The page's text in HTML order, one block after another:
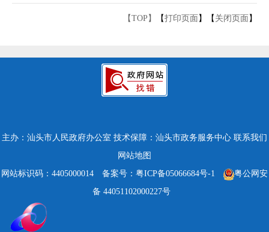
【TOP】 【打印页面 】【 关闭页面 】
主办：汕头市人民政府办公室 技术保障：汕头市政务服务中心 联系我们
网站地图
网站标识码：4405000014
备案号：粤ICP备05066684号-1
粤公网安
备 44051102000227号